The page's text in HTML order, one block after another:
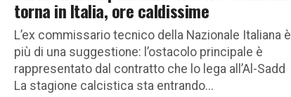
torna in Italia, ore caldissime
L’ex commissario tecnico della Nazionale Italiana è
più di una suggestione: l’ostacolo principale è
rappresentato dal contratto che lo lega all’Al-Sadd
La stagione calcistica sta entrando...